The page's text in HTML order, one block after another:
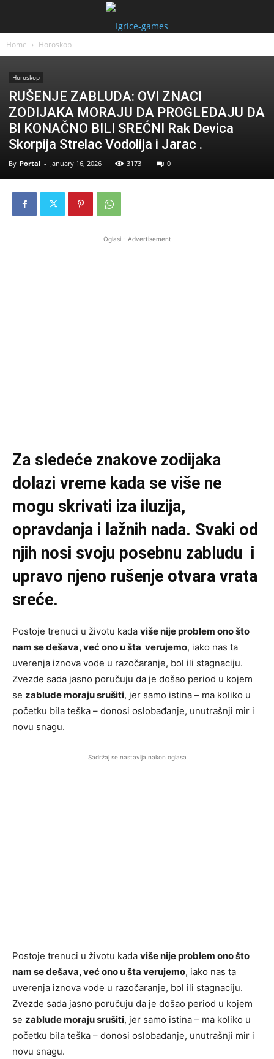
Home Horoskop
Horoskop
RUŠENJE ZABLUDA: OVI ZNACI
ZODIJAKA MORAJU DA PROGLEDAJU DA
BI KONAČNO BILI SREĆNI Rak Devica
Skorpija Strelac Vodolija i Jarac .
By Portal - January 16, 2026 3173 0
Oglasi - Advertisement
Za sledeće znakove zodijaka
dolazi vreme kada se više ne
mogu skrivati iza iluzija,
opravdanja i lažnih nada. Svaki od
njih nosi svoju posebnu zabludu i
upravo njeno rušenje otvara vrata
sreće.
Postoje trenuci u životu kada više nije problem ono što
nam se dešava, već ono u šta verujemo, iako nas ta
uverenja iznova vode u razočaranje, bol ili stagnaciju.
Zvezde sada jasno poručuju da je došao period u kojem
se zablude moraju srušiti, jer samo istina – ma koliko u
početku bila teška – donosi oslobađanje, unutrašnji mir i
novu snagu.
Sadržaj se nastavlja nakon oglasa
Postoje trenuci u životu kada više nije problem ono što
nam se dešava, već ono u šta verujemo, iako nas ta
uverenja iznova vode u razočaranje, bol ili stagnaciju.
Zvezde sada jasno poručuju da je došao period u kojem
se zablude moraju srušiti, jer samo istina – ma koliko u
početku bila teška – donosi oslobađanje, unutrašnji mir i
novu snagu.